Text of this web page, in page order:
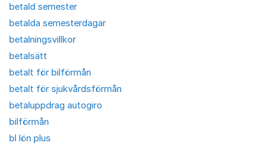
betald semester
betalda semesterdagar
betalningsvillkor
betalsätt
betalt för bilförmån
betalt för sjukvårdsförmån
betaluppdrag autogiro
bilförmån
bl lön plus